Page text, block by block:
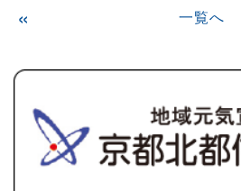
« 一覧へ